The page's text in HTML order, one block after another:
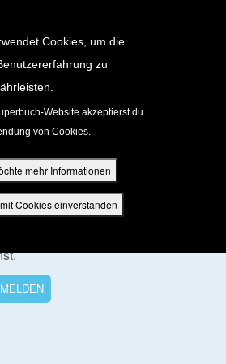
Cookies, um die
zu
Website akzeptierst du
von Cookies.
mehr Informationen
Cookies einverstanden
Folge anzusehen
registriere dich für ein
Superbuch-Konto, mit dem
zweiten Staffel ansehen,